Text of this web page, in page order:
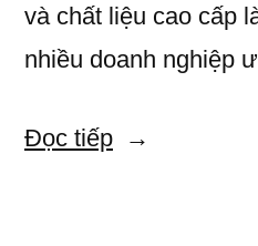
và chất liệu cao cấp
nhiều doanh nghiệp
Đọc tiếp“Xu